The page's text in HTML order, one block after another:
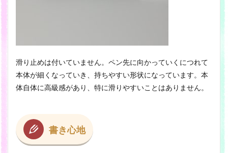
滑り止めは付いていません。ペン先に向かっていくにつれて
本体が細くなっていき、持ちやすい形状になっています。本
体自体に高級感があり、特に滑りやすいことはありません。
書き心地